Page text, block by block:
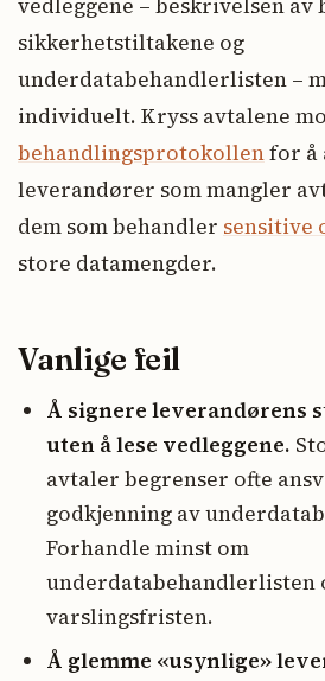
sikkerhetstiltakene og
underdatabehandlerlisten –
individuelt. Kryss avtalene
behandlingsprotokollenfor å
leverandører som mangler
dem som behandler sensitive
store datamengder.
Vanlige feil
Å signere leverandørens
uten å lese vedleggene.
avtaler begrenser ofte
godkjenning av
Forhandle minst om
underdatabehandlerlisten
varslingsfristen.
Å glemme «usynlige»